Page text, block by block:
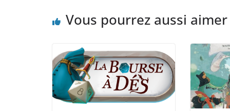
o
k
o
Vous pourrez aussi aimer